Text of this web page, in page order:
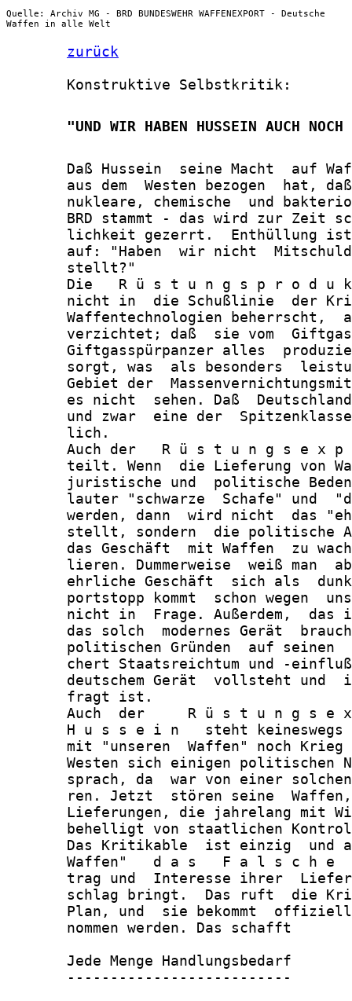
Quelle: Archiv MG - BRD BUNDESWEHR WAFFENEXPORT - Deutsche
Waffen in alle Welt
zurück
       Konstruktive Selbstkritik:
"UND WIR HABEN HUSSEIN AUCH NOCH
Daß Hussein  seine Macht  auf
aus dem  Westen bezogen  hat,
nukleare, chemische  und
BRD stammt - das wird zur Zeit
lichkeit gezerrt.  Enthüllung
auf: "Haben  wir nicht
       stellt?"
Die   R ü s t u n g s p r o d u
nicht in  die Schußlinie  der
Waffentechnologien beherrscht,
verzichtet; daß  sie vom
Giftgasspürpanzer alles
sorgt, was  als besonders
Gebiet der
es nicht  sehen. Daß
und zwar  eine der
       lich.
Auch der   R ü s t u n g s e x
teilt. Wenn  die Lieferung von
juristische und  politische
lauter "schwarze  Schafe" und
werden, dann  wird nicht  das
stellt, sondern  die politische
das Geschäft  mit Waffen  zu
lieren. Dummerweise  weiß man
ehrliche Geschäft  sich als
portstopp kommt  schon wegen
nicht in  Frage. Außerdem,  das
das solch  modernes Gerät
politischen Gründen  auf seinen
chert Staatsreichtum und -
deutschem Gerät  vollsteht und
       fragt ist.
Auch  der     R ü s t u n g s e
H u s s e i n   steht
mit "unseren  Waffen" noch
Westen sich einigen politischen
sprach, da  war von einer
ren. Jetzt  stören seine
Lieferungen, die jahrelang mit
behelligt von staatlichen
Das Kritikable  ist einzig  und
Waffen"   d a s   F a l s c h e
trag und  Interesse ihrer
schlag bringt.  Das ruft  die
Plan, und  sie bekommt
       nommen werden. Das schafft
       Jede Menge Handlungsbedarf
       --------------------------